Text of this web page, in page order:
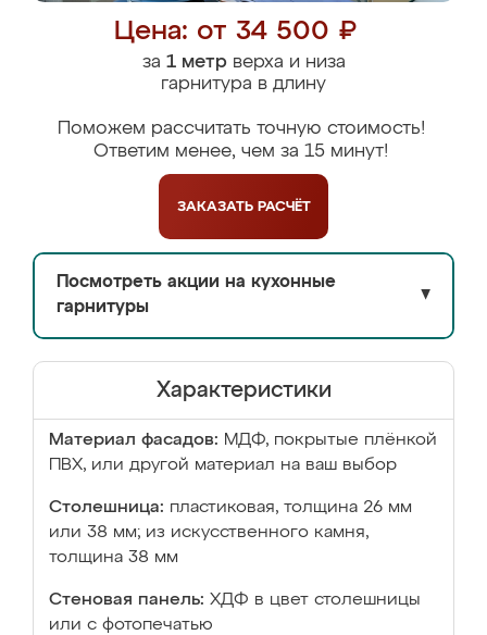
Цена: от 34 500 ₽
за 1 метрверха и низа
гарнитура в длину
Поможем рассчитать точную стоимость!
Ответим менее, чем за 15 минут!
ЗАКАЗАТЬ РАСЧЁТ
Посмотреть акции на кухонные
гарнитуры
▼
Характеристики
Материал фасадов: МДФ, покрытые плёнкой
ПВХ, или другой материал на ваш выбор
Столешница: пластиковая, толщина 26 мм
или 38 мм; из искусственного камня,
толщина 38 мм
Стеновая панель: ХДФ в цвет столешницы
или с фотопечатью